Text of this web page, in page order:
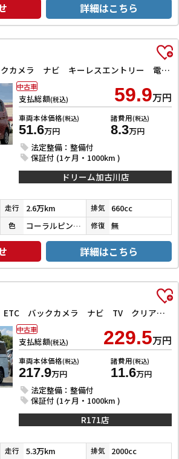
詳細はこちら
E e－アシスト バックカメラ ナビ キーレスエントリー 電動格納ミラー シートヒーター ベンチシート CVT ABS ESC 衝突安全ボディ エアコン パワーステアリング パワーウィンドウ
支払総額(税込) 59.9万円
車両本体価格(税込)
51.6万円
諸費用(税込)
8.3万円
法定整備：整備付
保証付 (1ヶ月・1000km )
中古車
ドリーム加古川店
走行 2.6万km 排気 660cc
色 コーラルピンクマイカ 修復 無
詳細はこちら
Si ダブルバイビーII ETC バックカメラ ナビ TV クリアランスソナー オートクルーズコントロール レーンアシスト 衝突被害軽減システム 両側電動スライドドア オートマチックハイビーム オートライト
支払総額(税込) 229.5万円
車両本体価格(税込)
217.9万円
諸費用(税込)
11.6万円
法定整備：整備付
保証付 (1ヶ月・1000km )
中古車
R171店
走行 5.3万km 排気 2000cc